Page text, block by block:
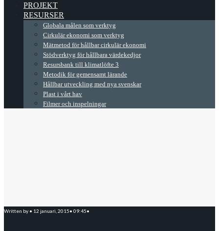
PROJEKT
RESURSER
Globala målen som verktyg
Cirkulär ekonomi som verktyg
Mätmetod för hållbar cirkulär ekonomi
Stödverktyg för hållbara värdekedjor
Resursbank till klimatlöfte 3
Metodik för gemensamt lärande
Hållbar utveckling med nya svenskar
Plast i vårt hav
Filmer och inspelningar
Written by • 12 januari, 2015• 09:45•